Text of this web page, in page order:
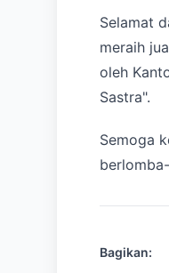
Selamat
meraih
oleh
Sastra".
Semoga
Bagikan: